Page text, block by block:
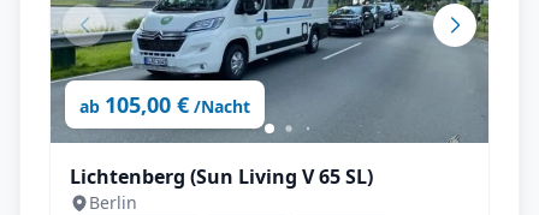
ab 105,00 € /Nacht
Lichtenberg (Sun Living V 65 SL)
Berlin